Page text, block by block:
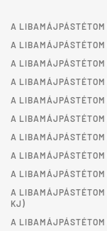
A LIBAMÁJPÁSTÉTOM
A LIBAMÁJPÁSTÉTOM
A LIBAMÁJPÁSTÉTOM
A LIBAMÁJPÁSTÉTOM
A LIBAMÁJPÁSTÉTOM
A LIBAMÁJPÁSTÉTOM
A LIBAMÁJPÁSTÉTOM
A LIBAMÁJPÁSTÉTOM
A LIBAMÁJPÁSTÉTOM
A LIBAMÁJPÁSTÉTOM
KJ)
A LIBAMÁJPÁSTÉTOM